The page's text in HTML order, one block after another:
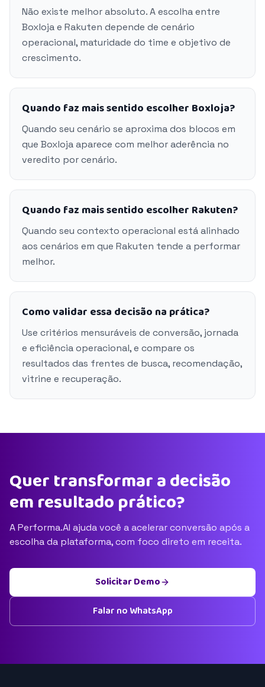
Não existe melhor absoluto. A escolha entre
Boxloja e Rakuten depende de cenário
operacional, maturidade do time e objetivo de
crescimento.
Quando faz mais sentido escolher Boxloja?
Quando seu cenário se aproxima dos blocos em
que Boxloja aparece com melhor aderência no
veredito por cenário.
Quando faz mais sentido escolher Rakuten?
Quando seu contexto operacional está alinhado
aos cenários em que Rakuten tende a performar
melhor.
Como validar essa decisão na prática?
Use critérios mensuráveis de conversão, jornada
e eficiência operacional, e compare os
resultados das frentes de busca, recomendação,
vitrine e recuperação.
Quer transformar a decisão
em resultado prático?
A Performa.AI ajuda você a acelerar conversão após a
escolha da plataforma, com foco direto em receita.
Solicitar Demo
Falar no WhatsApp